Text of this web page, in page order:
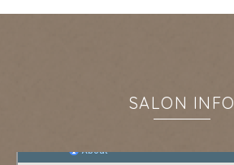
SALON INFO